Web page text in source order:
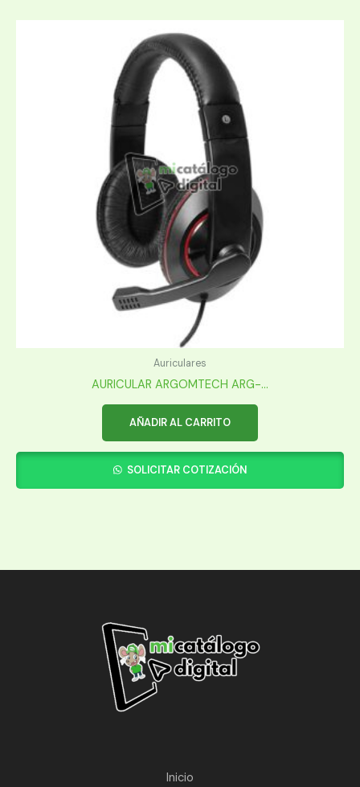
Auriculares
AURICULAR ARGOMTECH ARG-...
AÑADIR AL CARRITO
SOLICITAR COTIZACIÓN
Inicio